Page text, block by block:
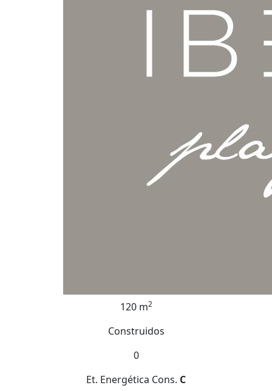
120 m2
Construidos
0
Et. Energética Cons. C